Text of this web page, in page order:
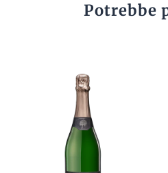
Potrebbe